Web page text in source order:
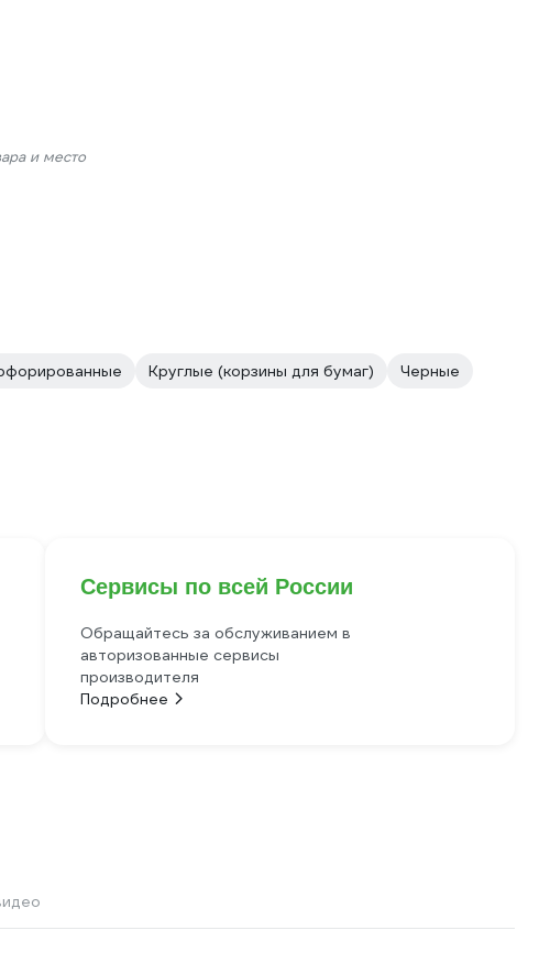
и место
Круглые (корзины для бумаг)
Черные
Сервисы по всей России
Обращайтесь за обслуживанием в
авторизованные сервисы
производителя
Подробнее